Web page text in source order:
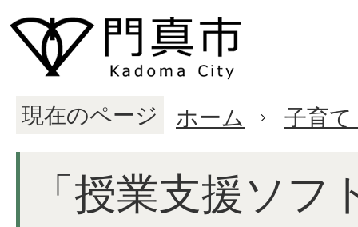
現在のページ ホーム 子育て
「授業支援ソフ